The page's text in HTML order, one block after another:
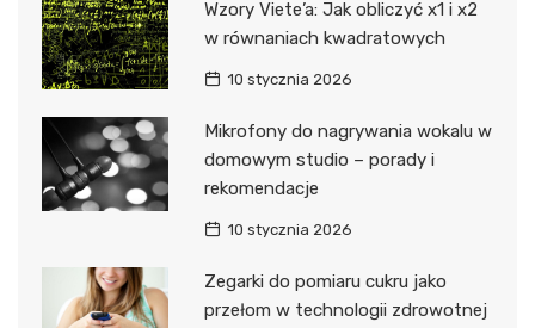
Wzory Viete’a: Jak obliczyć x1 i x2
w równaniach kwadratowych
10 stycznia 2026
Mikrofony do nagrywania wokalu w
domowym studio – porady i
rekomendacje
10 stycznia 2026
Zegarki do pomiaru cukru jako
przełom w technologii zdrowotnej